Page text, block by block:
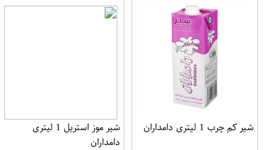
شیر کم چرب 1 لیتری دامداران
شیر موز استریل 1 لیتری
دامداران